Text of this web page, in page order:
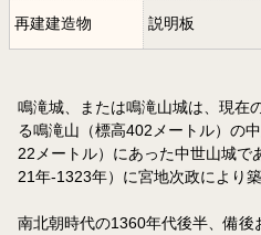
再建建造物 説明板
鳴滝城、または鳴滝山城は、現在
る鳴滝山（標高402メートル）の
22メートル）にあった中世山城で
21年-1323年）に宮地次政により築
南北朝時代の1360年代後半、備後